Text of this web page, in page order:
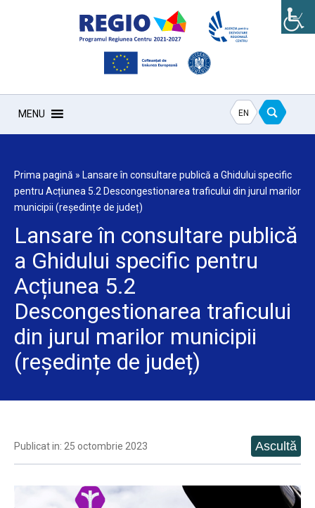
MENU EN
Prima pagină » Lansare în consultare publică a Ghidului specific
pentru Acțiunea 5.2 Descongestionarea traficului din jurul marilor
municipii (reședințe de județ)
Lansare în consultare publică
a Ghidului specific pentru
Acțiunea 5.2
Descongestionarea traficului
din jurul marilor municipii
(reședințe de județ)
Publicat in: 25 octombrie 2023